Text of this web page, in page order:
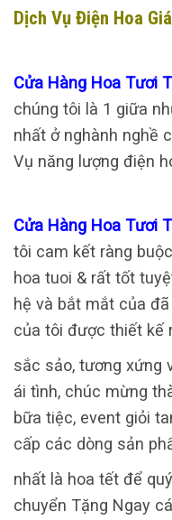
Dịch Vụ Điện Hoa
Cửa Hàng Hoa Tươi
chúng tôi là 1 giữa
nhất ở nghành nghề
Vụ năng lượng điện
Cửa Hàng Hoa Tươi
tôi cam kết ràng
hoa tuoi & rất tốt
hệ và bắt mắt của
của tôi được thiết kế
sắc sảo, tương xứng
ái tình, chúc mừng
bữa tiệc, event giỏi
cấp các dòng sản
nhất là hoa tết để
chuyển Tặng Ngay